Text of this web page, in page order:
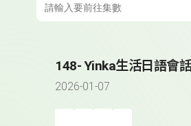
148- Yinka生活日語會
2026-01-07